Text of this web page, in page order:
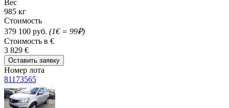
Вес
985 кг
Стоимость
379 100 руб. (1€ = 99₽)
Стоимость в €
3 829 €
Оставить заявку
Номер лота
81173565